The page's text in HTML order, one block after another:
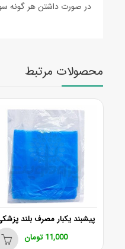
در صورت داشتن هر گونه
محصولات مرتبط
پیشبند یکبار مصرف بلند پزشکی
11,000تومان